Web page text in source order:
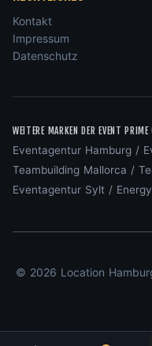
Kontakt
Impressum
Datenschutz
WEITERE MARKEN DER EVENT PRIME
Eventagentur Hamburg /
Teambuilding Mallorca /
Eventagentur Sylt /
© 2026 Location